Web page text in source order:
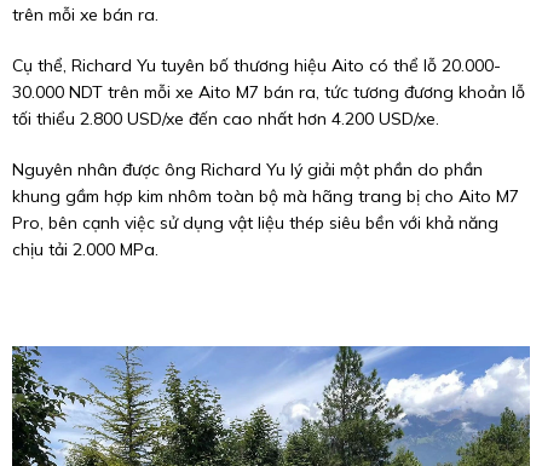
trên mỗi xe bán ra.
Cụ thể, Richard Yu tuyên bố thương hiệu Aito có thể lỗ 20.000-
30.000 NDT trên mỗi xe Aito M7 bán ra, tức tương đương khoản lỗ
tối thiểu 2.800 USD/xe đến cao nhất hơn 4.200 USD/xe.
Nguyên nhân được ông Richard Yu lý giải một phần do phần
khung gầm hợp kim nhôm toàn bộ mà hãng trang bị cho Aito M7
Pro, bên cạnh việc sử dụng vật liệu thép siêu bền với khả năng
chịu tải 2.000 MPa.